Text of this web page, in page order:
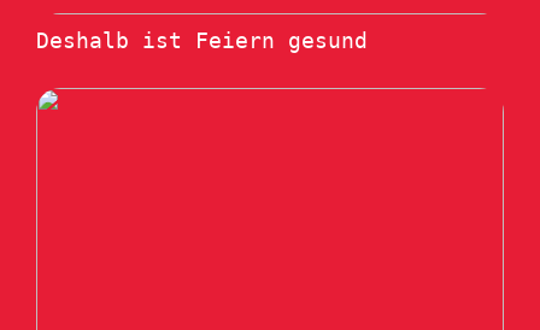
Deshalb ist Feiern gesund